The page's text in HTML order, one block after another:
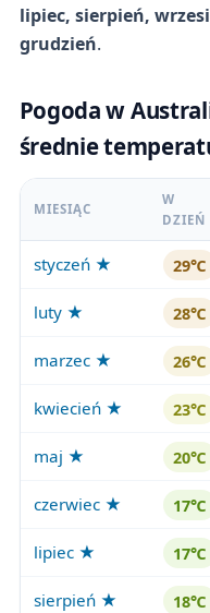
lipiec, sierpień,
grudzień.
Pogoda w
średnie
MIESIĄC
W
DZIEŃ
styczeń ★ 29℃
luty ★ 28℃
marzec ★ 26℃
kwiecień ★ 23℃
maj ★ 20℃
czerwiec ★ 17℃
lipiec ★ 17℃
sierpień ★ 18℃